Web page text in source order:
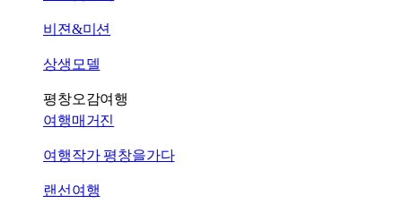
비젼&미션
상생모델
평창오감여행
여행매거진
여행작가 평창을가다
랜선여행